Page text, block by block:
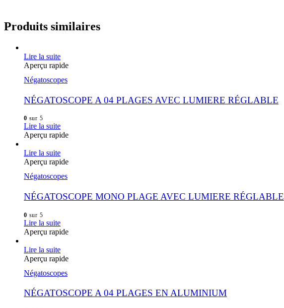
Produits similaires
Lire la suite
Aperçu rapide
Négatoscopes
NÉGATOSCOPE A 04 PLAGES AVEC LUMIERE RÉGLABLE
0 sur 5
Lire la suite
Aperçu rapide
Lire la suite
Aperçu rapide
Négatoscopes
NÉGATOSCOPE MONO PLAGE AVEC LUMIERE RÉGLABLE
0 sur 5
Lire la suite
Aperçu rapide
Lire la suite
Aperçu rapide
Négatoscopes
NÉGATOSCOPE A 04 PLAGES EN ALUMINIUM